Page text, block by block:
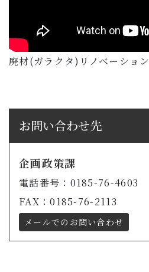
廃材(ガラクタ)リノベーション
お問い合わせ先
企画政策課
電話番号：0185-76-4603
FAX：0185-76-2113
メールでのお問い合わせ